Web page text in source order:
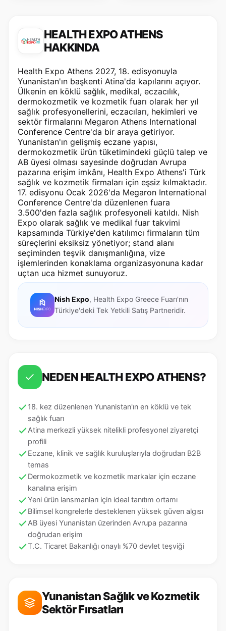
HEALTH EXPO ATHENS
HAKKINDA
Health Expo Athens 2027, 18. edisyonuyla
Yunanistan'ın başkenti Atina'da kapılarını açıyor.
Ülkenin en köklü sağlık, medikal, eczacılık,
dermokozmetik ve kozmetik fuarı olarak her yıl
sağlık profesyonellerini, eczacıları, hekimleri ve
sektör firmalarını Megaron Athens International
Conference Centre'da bir araya getiriyor.
Yunanistan'ın gelişmiş eczane yapısı,
dermokozmetik ürün tüketimindeki güçlü talep ve
AB üyesi olması sayesinde doğrudan Avrupa
pazarına erişim imkânı, Health Expo Athens'i Türk
sağlık ve kozmetik firmaları için eşsiz kılmaktadır.
17. edisyonu Ocak 2026'da Megaron International
Conference Centre'da düzenlenen fuara
3.500'den fazla sağlık profesyoneli katıldı. Nish
Expo olarak sağlık ve medikal fuar takvimi
kapsamında Türkiye'den katılımcı firmaların tüm
süreçlerini eksiksiz yönetiyor; stand alanı
seçiminden teşvik danışmanlığına, vize
işlemlerinden konaklama organizasyonuna kadar
uçtan uca hizmet sunuyoruz.
Nish Expo, Health Expo Greece Fuarı'nın
Türkiye'deki Tek Yetkili Satış Partneridir.
NEDEN HEALTH EXPO ATHENS?
18. kez düzenlenen Yunanistan'ın en köklü ve tek
sağlık fuarı
Atina merkezli yüksek nitelikli profesyonel ziyaretçi
profili
Eczane, klinik ve sağlık kuruluşlarıyla doğrudan B2B
temas
Dermokozmetik ve kozmetik markalar için eczane
kanalına erişim
Yeni ürün lansmanları için ideal tanıtım ortamı
Bilimsel kongrelerle desteklenen yüksek güven algısı
AB üyesi Yunanistan üzerinden Avrupa pazarına
doğrudan erişim
T.C. Ticaret Bakanlığı onaylı %70 devlet teşviği
Yunanistan Sağlık ve Kozmetik
Sektör Fırsatları